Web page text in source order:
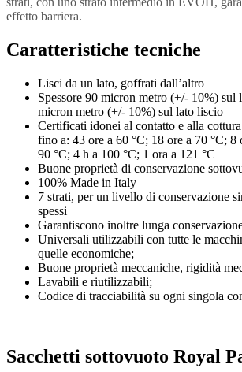
effetto barriera.
Caratteristiche tecniche
Lisci da un lato, goffrati dall’altro
Spessore 90 micron metro (+/- 10%) sul
micron metro (+/- 10%) sul lato liscio
Certificati idonei al contatto e alla
fino a: 43 ore a 60 °C; 18 ore a 70 °C; 8
90 °C; 4 h a 100 °C; 1 ora a 121 °C
Buone proprietà di conservazione
100% Made in Italy
7 strati, per un livello di conservazione
spessi
Garantiscono inoltre lunga
Universali utilizzabili con tutte le
quelle economiche;
Buone proprietà meccaniche, rigidità
Lavabili e riutilizzabili;
Codice di tracciabilità su ogni singola
Sacchetti sottovuoto Royal